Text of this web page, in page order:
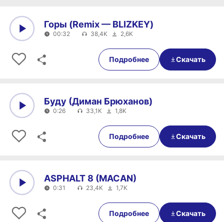
00:32
Горы (Remix — BLIZKEY)
00:32 38,4K 2,6K
Подробнее Скачать
0:26
Буду (Диман Брюханов)
0:26 33,1K 1,8K
Подробнее Скачать
0:31
ASPHALT 8 (MACAN)
0:31 23,4K 1,7K
Подробнее Скачать